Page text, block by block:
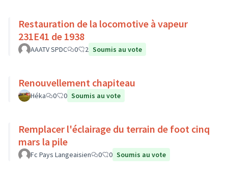
Restauration de la locomotive à vapeur
231E41 de 1938
AAATV SPDC 0 2 Soumis au vote
Renouvellement chapiteau
Héka 0 0 Soumis au vote
Remplacer l'éclairage du terrain de foot cinq
mars la pile
Fc Pays Langeaisien 0 0 Soumis au vote